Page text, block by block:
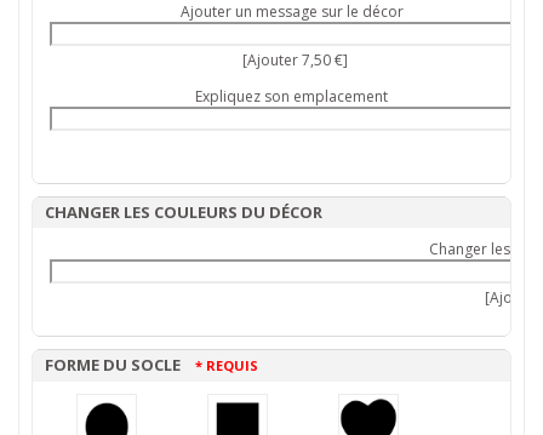
Ajouter un message sur le décor
[Ajouter 7,50 €]
Expliquez son emplacement
CHANGER LES COULEURS DU DÉCOR
Changer les
FORME DU SOCLE * REQUIS